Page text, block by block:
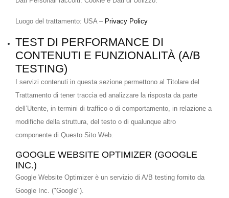
Luogo del trattamento: USA – Privacy Policy
TEST DI PERFORMANCE DI
CONTENUTI E FUNZIONALITÀ (A/B
TESTING)
I servizi contenuti in questa sezione permettono al Titolare del
Trattamento di tener traccia ed analizzare la risposta da parte
dell’Utente, in termini di traffico o di comportamento, in relazione a
modifiche della struttura, del testo o di qualunque altro
componente di Questo Sito Web.
GOOGLE WEBSITE OPTIMIZER (GOOGLE
INC.)
Google Website Optimizer è un servizio di A/B testing fornito da
Google Inc. ("Google").